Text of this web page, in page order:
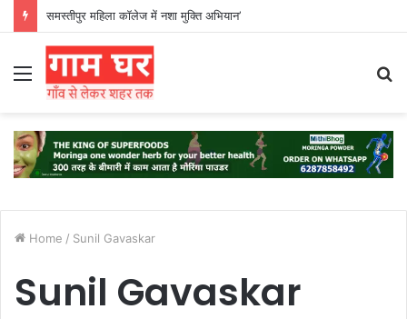
समस्तीपुर महिला कॉलेज में नशा मुक्ति अभियान’
Menu
Home / Sunil Gavaskar
Sunil Gavaskar